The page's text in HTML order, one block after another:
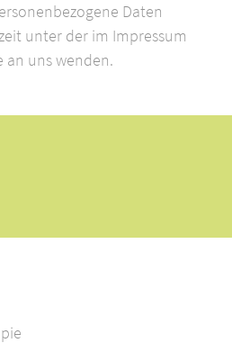
Daten
unter der im Impressum
an uns wenden.